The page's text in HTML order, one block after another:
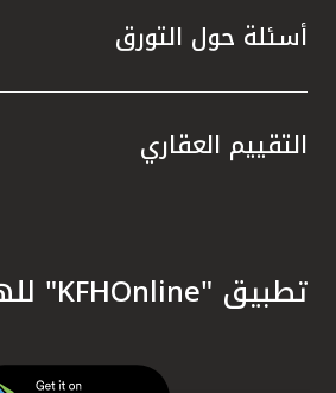
أسئلة حول التورق
التقييم العقاري
تطبيق "KFHOnline" للهواتف الذكية